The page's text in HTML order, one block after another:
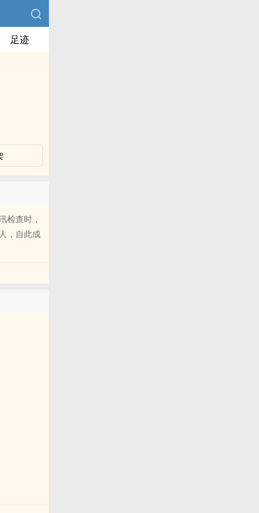
足迹
检查时，
，自此成